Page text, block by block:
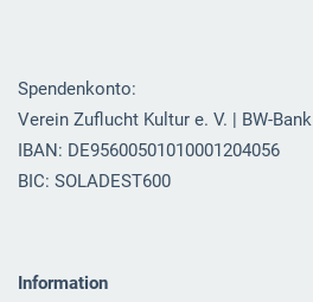
Spendenkonto:
Verein Zuflucht Kultur e. V. | BW-Bank
IBAN: DE95600501010001204056
BIC: SOLADEST600
Information